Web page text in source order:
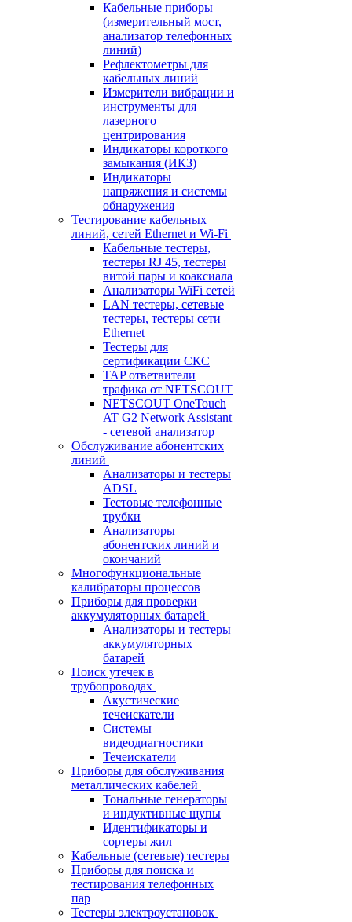
Кабельные приборы
(измерительный мост,
анализатор телефонных
линий)
Рефлектометры для
кабельных линий
Измерители вибрации и
инструменты для
лазерного
центрирования
Индикаторы короткого
замыкания (ИКЗ)
Индикаторы
напряжения и системы
обнаружения
Тестирование кабельных
линий, сетей Ethernet и Wi-Fi
Кабельные тестеры,
тестеры RJ 45, тестеры
витой пары и коаксиала
Анализаторы WiFi сетей
LAN тестеры, сетевые
тестеры, тестеры сети
Ethernet
Тестеры для
сертификации СКС
TAP ответвители
трафика от NETSCOUT
NETSCOUT OneTouch
AT G2 Network Assistant
- сетевой анализатор
Обслуживание абонентских
линий
Анализаторы и тестеры
ADSL
Тестовые телефонные
трубки
Анализаторы
абонентских линий и
окончаний
Многофункциональные
калибраторы процессов
Приборы для проверки
аккумуляторных батарей
Анализаторы и тестеры
аккумуляторных
батарей
Поиск утечек в
трубопроводах
Акустические
течеискатели
Системы
видеодиагностики
Течеискатели
Приборы для обслуживания
металлических кабелей
Тональные генераторы
и индуктивные щупы
Идентификаторы и
сортеры жил
Кабельные (сетевые) тестеры
Приборы для поиска и
тестирования телефонных
пар
Тестеры электроустановок